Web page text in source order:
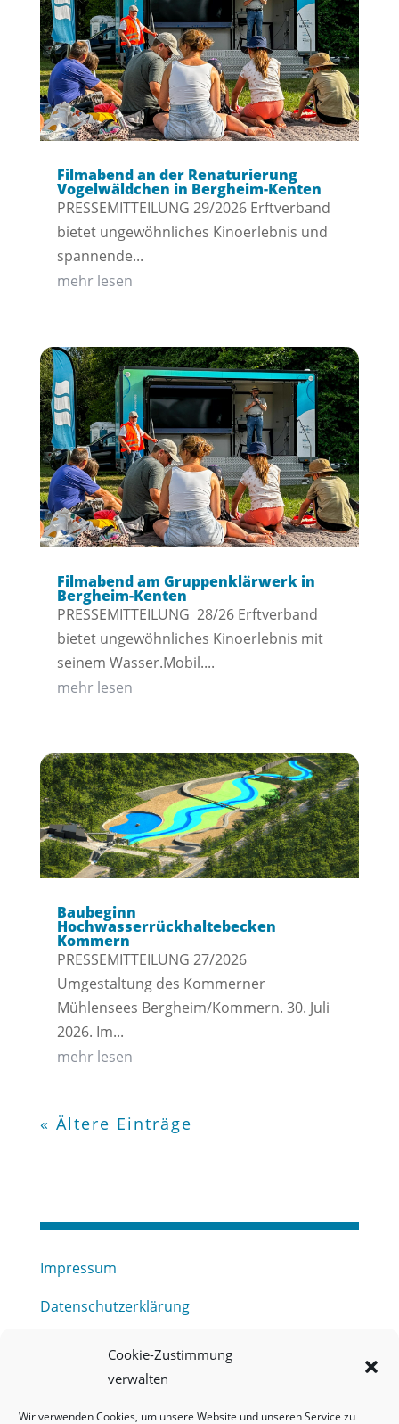
Cookie-Zustimmung
verwalten
Wir verwenden Cookies, um unsere Website und unseren Service zu
Filmabend an der Renaturierung
Vogelwäldchen in Bergheim-Kenten
PRESSEMITTEILUNG 29/2026 Erftverband
bietet ungewöhnliches Kinoerlebnis und
spannende...
mehr lesen
Filmabend am Gruppenklärwerk in
Bergheim-Kenten
PRESSEMITTEILUNG 28/26 Erftverband
bietet ungewöhnliches Kinoerlebnis mit
seinem Wasser.Mobil....
mehr lesen
Baubeginn
Hochwasserrückhaltebecken
Kommern
PRESSEMITTEILUNG 27/2026
Umgestaltung des Kommerner
Mühlensees Bergheim/Kommern. 30. Juli
2026. Im...
mehr lesen
« Ältere Einträge
Impressum
Datenschutzerklärung
Haftungsausschluss
Barrierefreiheitserklärung